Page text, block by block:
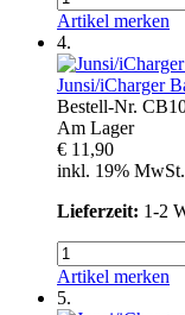
Artikel merken
4.
Junsi/iCharger
Bestell-Nr.
Am Lager
€ 11,90
inkl. 19%
Lieferzeit: 1-2
Artikel merken
5.